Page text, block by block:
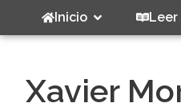
Inicio Leer
Xavier